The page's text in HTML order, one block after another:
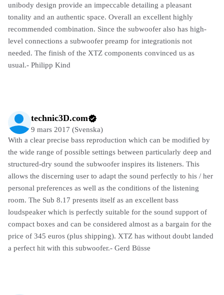
unibody design provide an impeccable detailing a pleasant
tonality and an authentic space. Overall an excellent highly
recommended combination. Since the subwoofer also has high-
level connections a subwoofer preamp for integrationis not
needed. The finish of the XTZ components convinced us as
usual.- Philipp Kind
technic3D.com
9 mars 2017 (Svenska)
With a clear precise bass reproduction which can be modified by
the wide range of possible settings between particularly deep and
structured-dry sound the subwoofer inspires its listeners. This
allows the discerning user to adapt the sound perfectly to his / her
personal preferences as well as the conditions of the listening
room. The Sub 8.17 presents itself as an excellent bass
loudspeaker which is perfectly suitable for the sound support of
compact boxes and can be considered almost as a bargain for the
price of 345 euros (plus shipping). XTZ has without doubt landed
a perfect hit with this subwoofer.- Gerd Büsse